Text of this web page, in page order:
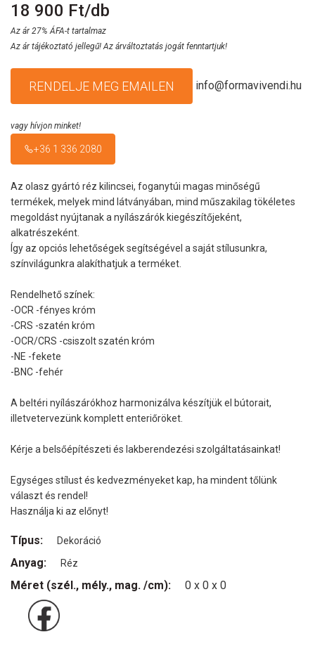
18 900 Ft/db
Az ár 27% ÁFA-t tartalmaz
Az ár tájékoztató jellegű! Az árváltoztatás jogát fenntartjuk!
RENDELJE MEG EMAILEN info@formavivendi.hu
vagy hívjon minket!
+36 1 336 2080
Az olasz gyártó réz kilincsei, foganytúi magas minőségű
termékek, melyek mind látványában, mind műszakilag tökéletes
megoldást nyújtanak a nyílászárók kiegészítőjeként,
alkatrészeként.
Így az opciós lehetőségek segítségével a saját stílusunkra,
színvilágunkra alakíthatjuk a terméket.
Rendelhető színek:
-OCR -fényes króm
-CRS -szatén króm
-OCR/CRS -csiszolt szatén króm
-NE -fekete
-BNC -fehér
A beltéri nyílászárókhoz harmonizálva készítjük el bútorait,
illetvetervezünk komplett enteriőröket.
Kérje a belsőépítészeti és lakberendezési szolgáltatásainkat!
Egységes stílust és kedvezményeket kap, ha mindent tőlünk
választ és rendel!
Használja ki az előnyt!
Típus: Dekoráció
Anyag: Réz
Méret (szél., mély., mag. /cm): 0 x 0 x 0